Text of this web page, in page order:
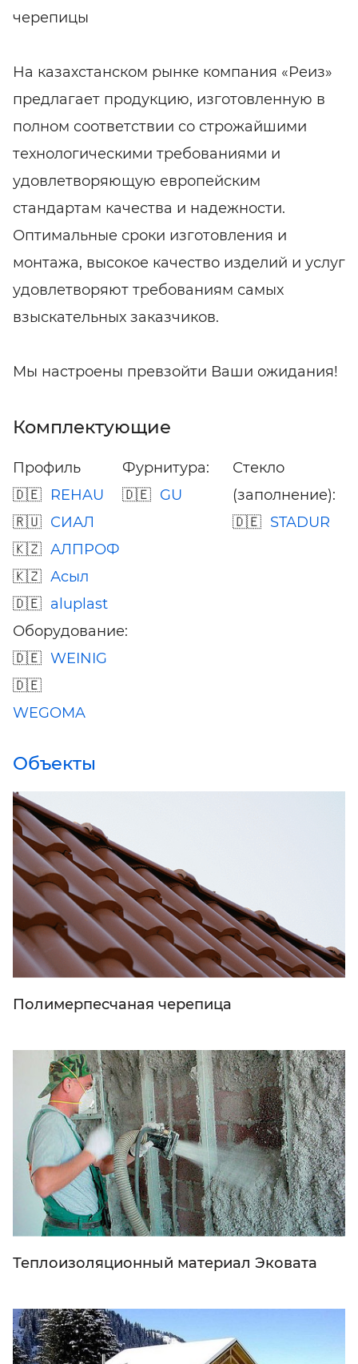
черепицы
На казахстанском рынке компания «Реиз»
предлагает продукцию, изготовленную в
полном соответствии со строжайшими
технологическими требованиями и
удовлетворяющую европейским
стандартам качества и надежности.
Оптимальные сроки изготовления и
монтажа, высокое качество изделий и услуг
удовлетворяют требованиям самых
взыскательных заказчиков.
Мы настроены превзойти Ваши ожидания!
Комплектующие
Профиль
REHAU
СИАЛ
АЛПРОФ
Асыл
aluplast
Фурнитура:
GU
Стекло
(заполнение):
STADUR
Оборудование:
WEINIG
WEGOMA
Объекты
Полимерпесчаная черепица
Теплоизоляционный материал Эковата